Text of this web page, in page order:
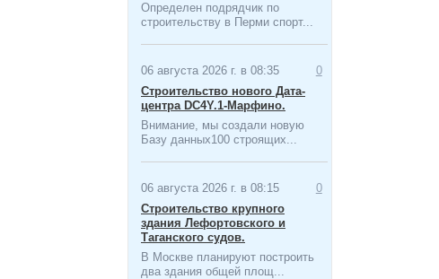
Определен подрядчик по
строительству в Перми спорт...
06 августа 2026 г. в 08:35
0
Строительство нового Дата-
центра​ DC4Y.1-Марфино.
Внимание, мы создали новую
Базу данных100 строящих...
06 августа 2026 г. в 08:15
0
Строительство крупного
здания Лефортовского и
Таганского судов.
В Москве планируют построить
два здания общей площ...